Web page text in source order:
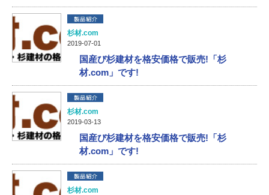
杉材.com
2019-07-01
国産び杉建材を格安価格で販売!「杉
材.com」です!
杉材.com
2019-03-13
国産び杉建材を格安価格で販売!「杉
材.com」です!
杉材.com